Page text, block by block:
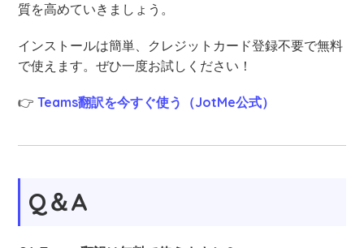
質を高めていきましょう。
インストールは簡単、クレジットカード登録不要で無料
で使えます。ぜひ一度お試しください！
👉 Teams翻訳を今すぐ使う（JotMe公式）
Q＆A